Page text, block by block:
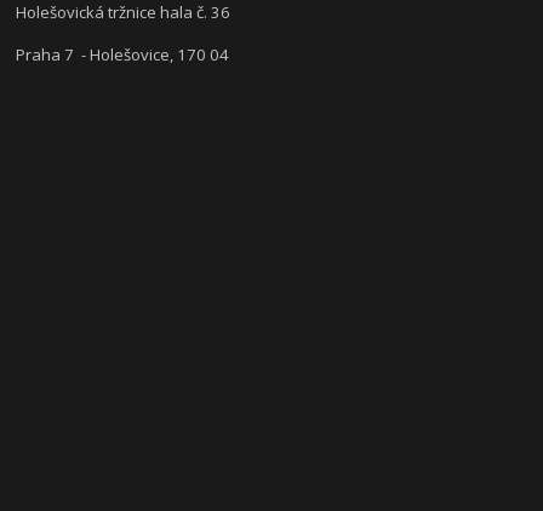
Holešovická tržnice hala č. 36
Praha 7 - Holešovice, 170 04